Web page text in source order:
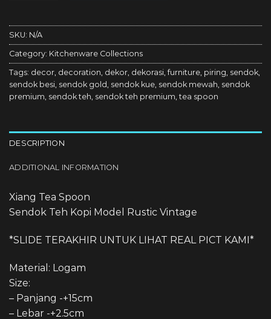
SKU: N/A
Category: Kitchenware Collections
Tags: decor decoration dekor dekorasi ,furniture piring sendok
sendok besi sendok gold sendok kue sendok mewah sendok
premium sendok teh sendok teh premium ,tea spoon
DESCRIPTION
ADDITIONAL INFORMATION
Xiang Tea Spoon
Sendok Teh Kopi Model Rustic Vintage
*SLIDE TERAKHIR UNTUK LIHAT REAL PICT KAMI*
Material: Logam
Size:
– Panjang -+15cm
– Lebar -+2.5cm